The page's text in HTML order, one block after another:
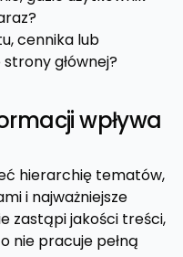
cennika lub
głównej?
wpływa
hierarchię tematów,
i najważniejsze
zastąpi jakości treści,
nie pracuje pełną